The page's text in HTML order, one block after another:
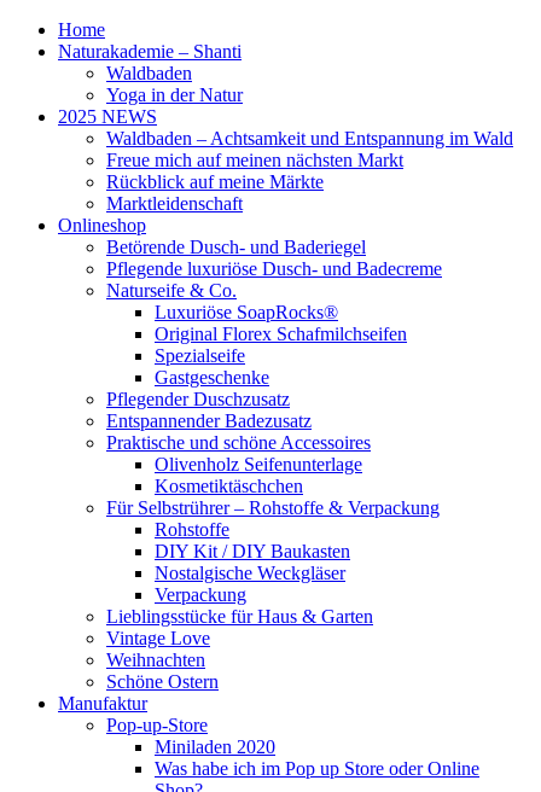
Home
Naturakademie – Shanti
Waldbaden
Yoga in der Natur
2025 NEWS
Waldbaden – Achtsamkeit und Entspannung im Wald
Freue mich auf meinen nächsten Markt
Rückblick auf meine Märkte
Marktleidenschaft
Onlineshop
Betörende Dusch- und Baderiegel
Pflegende luxuriöse Dusch- und Badecreme
Naturseife & Co.
Luxuriöse SoapRocks®
Original Florex Schafmilchseifen
Spezialseife
Gastgeschenke
Pflegender Duschzusatz
Entspannender Badezusatz
Praktische und schöne Accessoires
Olivenholz Seifenunterlage
Kosmetiktäschchen
Für Selbstrührer – Rohstoffe & Verpackung
Rohstoffe
DIY Kit / DIY Baukasten
Nostalgische Weckgläser
Verpackung
Lieblingsstücke für Haus & Garten
Vintage Love
Weihnachten
Schöne Ostern
Manufaktur
Pop-up-Store
Miniladen 2020
Was habe ich im Pop up Store oder Online